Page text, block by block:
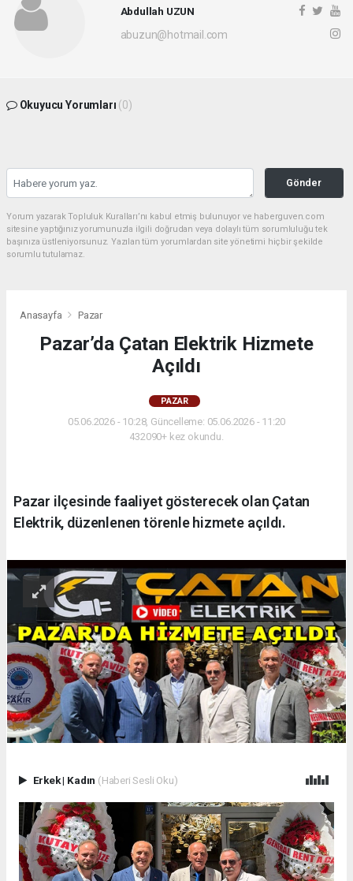
Abdullah UZUN
abuzun@hotmail.com
Okuyucu Yorumları (0)
Gönder
Yorum yazarak Topluluk Kuralları’nı kabul etmiş bulunuyor ve haberguven.com
sitesine yaptığınız yorumunuzla ilgili doğrudan veya dolaylı tüm sorumluluğu tek
başınıza üstleniyorsunuz. Yazılan tüm yorumlardan site yönetimi hiçbir şekilde
sorumlu tutulamaz.
Anasayfa Pazar
Pazar’da Çatan Elektrik Hizmete
Açıldı
PAZAR
05.06.2026 - 10:28, Güncelleme: 05.06.2026 - 11:20
432090+ kez okundu.
Pazar ilçesinde faaliyet gösterecek olan Çatan
Elektrik, düzenlenen törenle hizmete açıldı.
Erkek| Kadın (Haberi Sesli Oku)